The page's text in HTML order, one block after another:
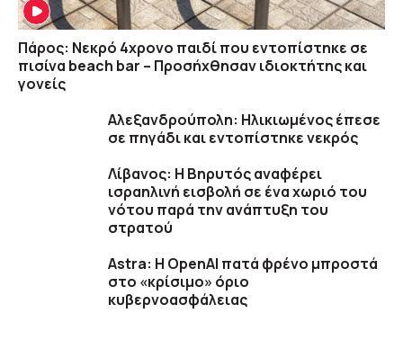
Πάρος: Νεκρό 4χρονο παιδί που εντοπίστηκε σε
πισίνα beach bar – Προσήχθησαν ιδιοκτήτης και
γονείς
Αλεξανδρούπολη: Ηλικιωμένος έπεσε
σε πηγάδι και εντοπίστηκε νεκρός
Λίβανος: Η Βηρυτός αναφέρει
ισραηλινή εισβολή σε ένα χωριό του
νότου παρά την ανάπτυξη του
στρατού
Astra: Η OpenAI πατά φρένο μπροστά
στο «κρίσιμο» όριο
κυβερνοασφάλειας